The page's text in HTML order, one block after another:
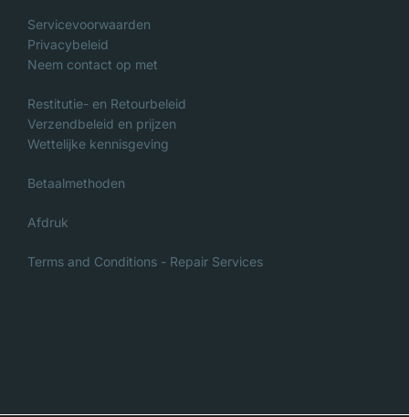
Servicevoorwaarden
Privacybeleid
Neem contact op met
Restitutie- en Retourbeleid
Verzendbeleid en prijzen
Wettelijke kennisgeving
Betaalmethoden
Afdruk
Terms and Conditions - Repair Services